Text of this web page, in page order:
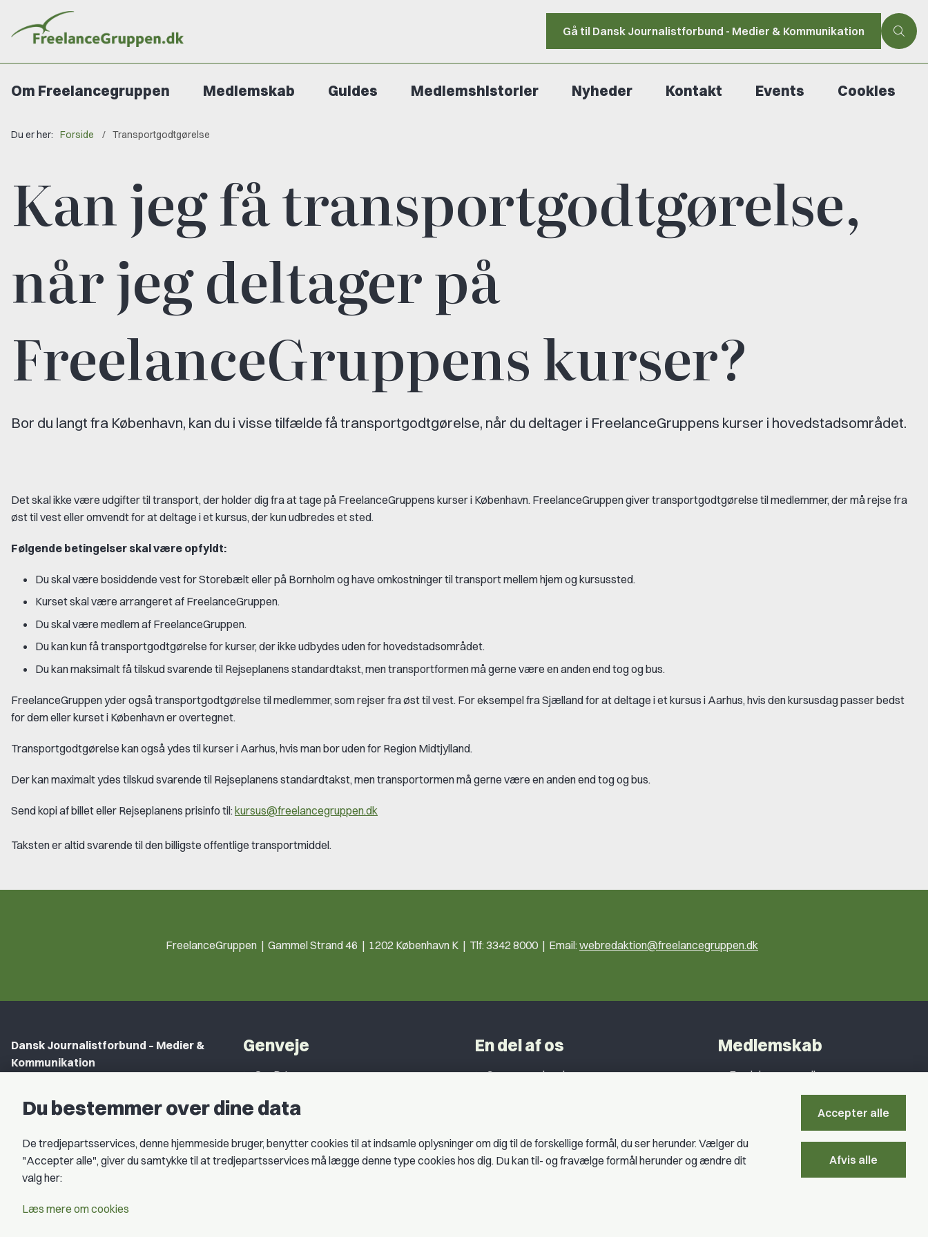
Gå til Dansk Journalistforbund - Medier & Kommunikation
Om Freelancegruppen Medlemskab Guides Medlemshistorier Nyheder Kontakt Events Cookies
Du er her: Forside Transportgodtgørelse
Kan jeg få transportgodtgørelse,
når jeg deltager på
FreelanceGruppens kurser?
Bor du langt fra København, kan du i visse tilfælde få transportgodtgørelse, når du deltager i FreelanceGruppens kurser i hovedstadsområdet.
Det skal ikke være udgifter til transport, der holder dig fra at tage på FreelanceGruppens kurser i København. FreelanceGruppen giver transportgodtgørelse til medlemmer, der må rejse fra
øst til vest eller omvendt for at deltage i et kursus, der kun udbredes et sted.
Følgende betingelser skal være opfyldt:
Du skal være bosiddende vest for Storebælt eller på Bornholm og have omkostninger til transport mellem hjem og kursussted.
Kurset skal være arrangeret af FreelanceGruppen.
Du skal være medlem af FreelanceGruppen.
Du kan kun få transportgodtgørelse for kurser, der ikke udbydes uden for hovedstadsområdet.
Du kan maksimalt få tilskud svarende til Rejseplanens standardtakst, men transportformen må gerne være en anden end tog og bus.
FreelanceGruppen yder også transportgodtgørelse til medlemmer, som rejser fra øst til vest. For eksempel fra Sjælland for at deltage i et kursus i Aarhus, hvis den kursusdag passer bedst
for dem eller kurset i København er overtegnet.
Transportgodtgørelse kan også ydes til kurser i Aarhus, hvis man bor uden for Region Midtjylland.
Der kan maximalt ydes tilskud svarende til Rejseplanens standardtakst, men transportormen må gerne være en anden end tog og bus.
Send kopi af billet eller Rejseplanens prisinfo til:kursus@freelancegruppen.dk
Taksten er altid svarende til den billigste offentlige transportmiddel.
FreelanceGruppen | Gammel Strand 46 | 1202 København K | Tlf: 3342 8000 | Email: webredaktion@freelancegruppen.dk
Dansk Journalistforbund – Medier &
Kommunikation
1202 København K
CVR nr.: 59783718
EAN nr.: 5790002490071
Book samtale
Genveje
Om DJ
DJ in English
Find Freelancer
Privatlivspolitik
Åbningstider
En del af os
Grupper og kredse
Medlemskab
Fordele som medlem
Forstå dit medlemskab
Pressekort
Du bestemmer over dine data
De tredjepartsservices, denne hjemmeside bruger, benytter cookies til at indsamle oplysninger om dig til de forskellige formål, du ser herunder. Vælger du
"Accepter alle", giver du samtykke til at tredjepartsservices må lægge denne type cookies hos dig. Du kan til- og fravælge formål herunder og ændre dit
valg her:
Læs mere om cookies
Accepter alle
Afvis alle